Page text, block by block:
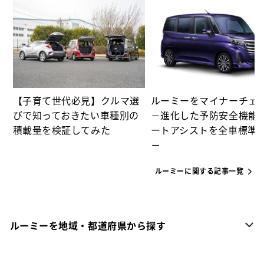
【子育て世代必見】クルマ選
びで知っておきたい車種別の
積載量を検証してみた
ルーミーをマイナーチェ
－進化した予防安全機能
ートアシストを全車標準
－
ルーミーに関する記事一覧
ルーミーを地域・都道府県から探す